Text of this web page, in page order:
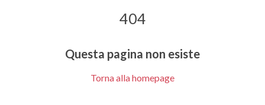
404
Questa pagina non esiste
Torna alla homepage